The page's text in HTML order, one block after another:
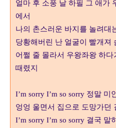
얼마 후 소풍 날 하필 그 애가
에서
나의 촌스러운 바지를 놀려대
당황해버린 난 얼굴이 빨개져
어쩔 줄 몰라서 우왕좌왕 하
때렸지
I’m sorry I’m so sorry 정말 미
엉엉 울면서 집으로 도망가던
I’m sorry I’m so sorry 결국 말